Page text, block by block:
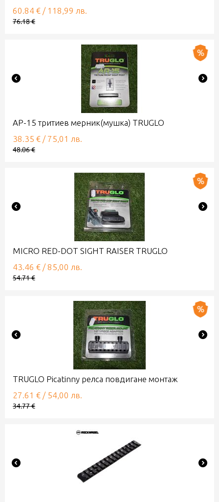
60.84 € / 118,99 лв.
76.18€
АР-15 тритиев мерник(мушка) TRUGLO
38.35 € / 75,01 лв.
48.06€
MICRO RED-DOT SIGHT RAISER TRUGLO
43.46 € / 85,00 лв.
54.71€
TRUGLO Picatinny релса повдигане монтаж
27.61 € / 54,00 лв.
34.77€